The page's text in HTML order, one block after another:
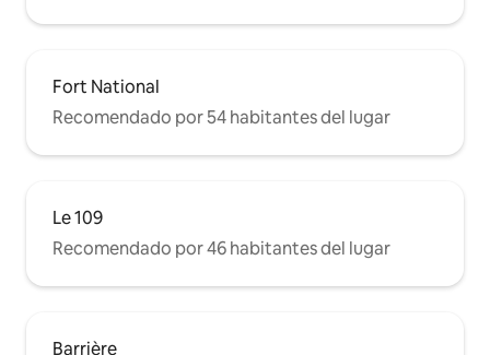
Fort National
Recomendado por 54 habitantes del lugar
Le 109
Recomendado por 46 habitantes del lugar
Barrière